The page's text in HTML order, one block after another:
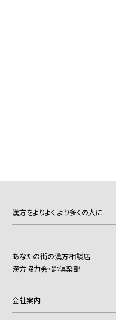
漢方をよりよく より多くの人に
あなたの街の漢方相談店
漢方協力会・匙倶楽部
会社案内